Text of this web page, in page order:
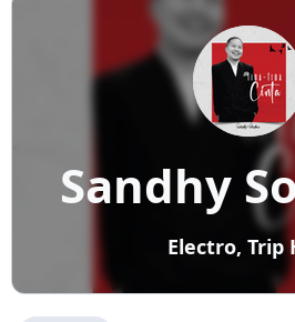
Sandhy
Electro, Trip